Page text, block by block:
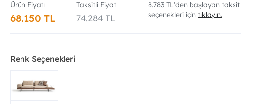
68.150 TL
Taksitli Fiyat
74.284 TL
8.783 TL'den başlayan taksit
seçenekleri için tıklayın.
Renk Seçenekleri